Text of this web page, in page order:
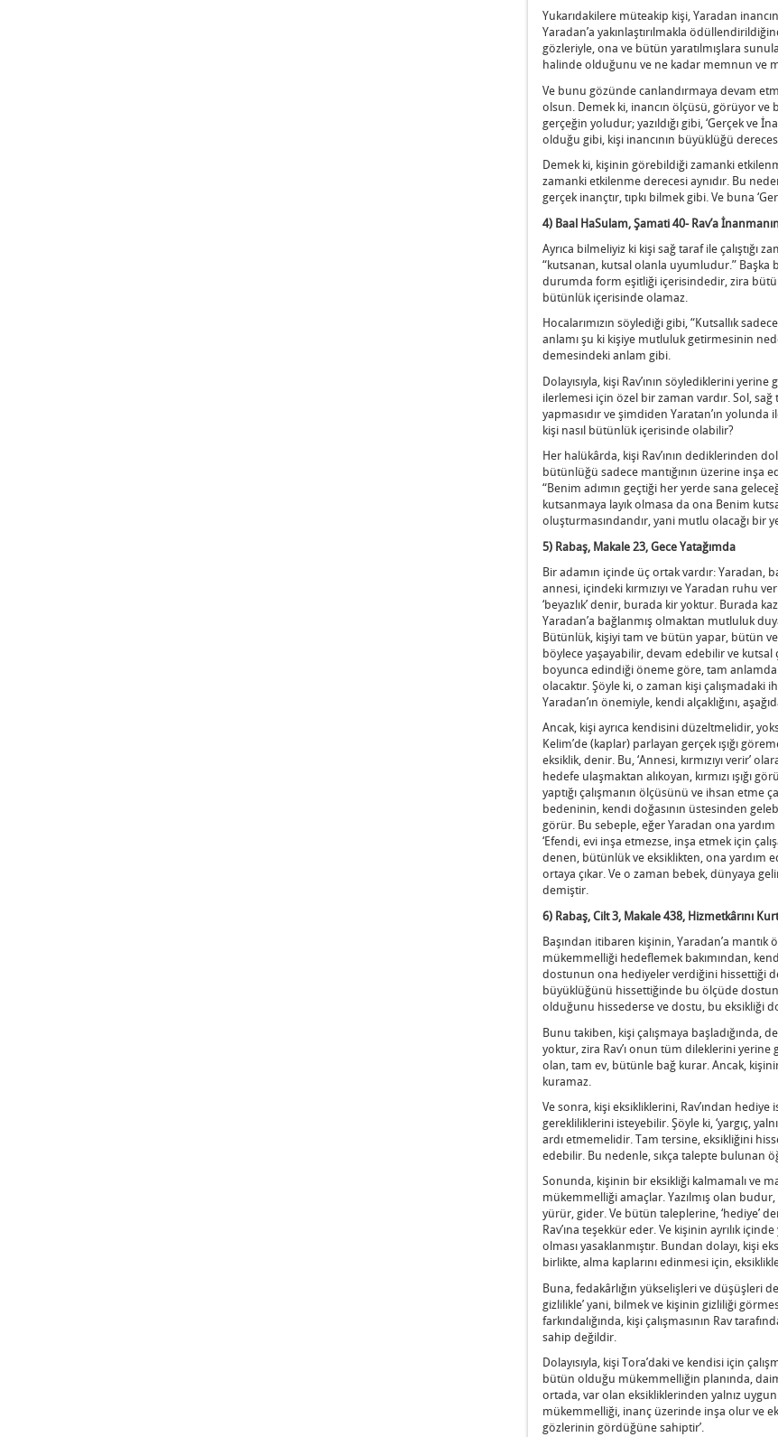
Yukarıdakilere müteakip kişi, Yaradan
Yaradan’a yakınlaştırılmakla
gözleriyle, ona ve bütün yaratılmışlara
halinde olduğunu ve ne kadar memnun ve
Ve bunu gözünde canlandırmaya devam
olsun. Demek ki, inancın ölçüsü, görüyor ve
gerçeğin yoludur; yazıldığı gibi, ‘Gerçek ve
olduğu gibi, kişi inancının büyüklüğü
Demek ki, kişinin görebildiği zamanki
zamanki etkilenme derecesi aynıdır. Bu
gerçek inançtır, tıpkı bilmek gibi. Ve buna
4) Baal HaSulam, Şamati 40- Rav’a
Ayrıca bilmeliyiz ki kişi sağ taraf ile çalıştığı
“kutsanan, kutsal olanla uyumludur.” Başka
durumda form eşitliği içerisindedir, zira
bütünlük içerisinde olamaz.
Hocalarımızın söylediği gibi, “Kutsallık
anlamı şu ki kişiye mutluluk getirmesinin
demesindeki anlam gibi.
Dolayısıyla, kişi Rav’ının söylediklerini
ilerlemesi için özel bir zaman vardır. Sol,
yapmasıdır ve şimdiden Yaratan’ın
kişi nasıl bütünlük içerisinde olabilir?
Her halükârda, kişi Rav’ının dediklerinden
bütünlüğü sadece mantığının üzerine inşa
“Benim adımın geçtiği her yerde sana
kutsanmaya layık olmasa da ona Benim
oluşturmasındandır, yani mutlu olacağı bir
5) Rabaş, Makale 23, Gece Yatağımda
Bir adamın içinde üç ortak vardır: Yaradan,
annesi, içindeki kırmızıyı ve Yaradan ruhu
‘beyazlık’ denir, burada kir yoktur. Burada
Yaradan’a bağlanmış olmaktan mutluluk
Bütünlük, kişiyi tam ve bütün yapar, bütün
böylece yaşayabilir, devam edebilir ve kutsal
boyunca edindiği öneme göre, tam anlamda
olacaktır. Şöyle ki, o zaman kişi
Yaradan’ın önemiyle, kendi alçaklığını,
Ancak, kişi ayrıca kendisini düzeltmelidir,
Kelim’de (kaplar) parlayan gerçek ışığı
eksiklik, denir. Bu, ‘Annesi, kırmızıyı verir’
hedefe ulaşmaktan alıkoyan, kırmızı ışığı
yaptığı çalışmanın ölçüsünü ve ihsan etme
bedeninin, kendi doğasının üstesinden
görür. Bu sebeple, eğer Yaradan ona
‘Efendi, evi inşa etmezse, inşa etmek için
denen, bütünlük ve eksiklikten, ona yardım
ortaya çıkar. Ve o zaman bebek, dünyaya
demiştir.
6) Rabaş, Cilt 3, Makale 438, Hizmetkârını
Başından itibaren kişinin, Yaradan’a mantık
mükemmelliği hedeflemek bakımından,
dostunun ona hediyeler verdiğini hissettiği
büyüklüğünü hissettiğinde bu ölçüde
olduğunu hissederse ve dostu, bu eksikliği
Bunu takiben, kişi çalışmaya başladığında,
yoktur, zira Rav’ı onun tüm dileklerini
olan, tam ev, bütünle bağ kurar. Ancak,
kuramaz.
Ve sonra, kişi eksikliklerini, Rav’ından
gerekliliklerini isteyebilir. Şöyle ki, ‘yargıç,
ardı etmemelidir. Tam tersine, eksikliğini
edebilir. Bu nedenle, sıkça talepte bulunan
Sonunda, kişinin bir eksikliği kalmamalı ve
mükemmelliği amaçlar. Yazılmış olan
yürür, gider. Ve bütün taleplerine, ‘hediye’
Rav’ına teşekkür eder. Ve kişinin ayrılık
olması yasaklanmıştır. Bundan dolayı, kişi
birlikte, alma kaplarını edinmesi için,
Buna, fedakârlığın yükselişleri ve düşüşleri
gizlilikle’ yani, bilmek ve kişinin gizliliği
farkındalığında, kişi çalışmasının Rav
sahip değildir.
Dolayısıyla, kişi Tora’daki ve kendisi için
bütün olduğu mükemmelliğin planında,
ortada, var olan eksikliklerinden yalnız
mükemmelliği, inanç üzerinde inşa olur ve
gözlerinin gördüğüne sahiptir’.